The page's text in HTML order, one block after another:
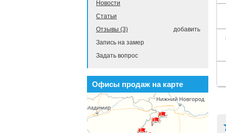
Новости
Статьи
добавить
Отзывы (3)
Запись на замер
Задать вопрос
Офисы продаж на карте